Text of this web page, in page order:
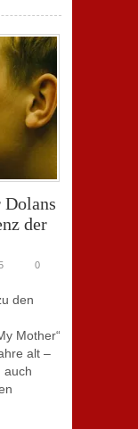
der
0
den
Mother“
alt –
auch